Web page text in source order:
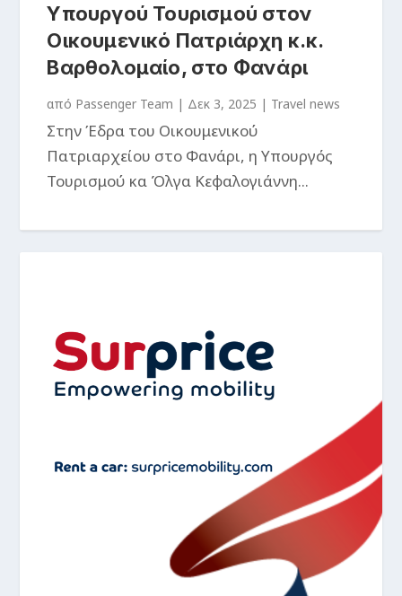
Υπουργού Τουρισμού στον
Οικουμενικό Πατριάρχη κ.κ.
Βαρθολομαίο, στο Φανάρι
από Passenger Team | Δεκ 3, 2025 | Travel news
Στην Έδρα του Οικουμενικού
Πατριαρχείου στο Φανάρι, η Υπουργός
Τουρισμού κα Όλγα Κεφαλογιάννη...